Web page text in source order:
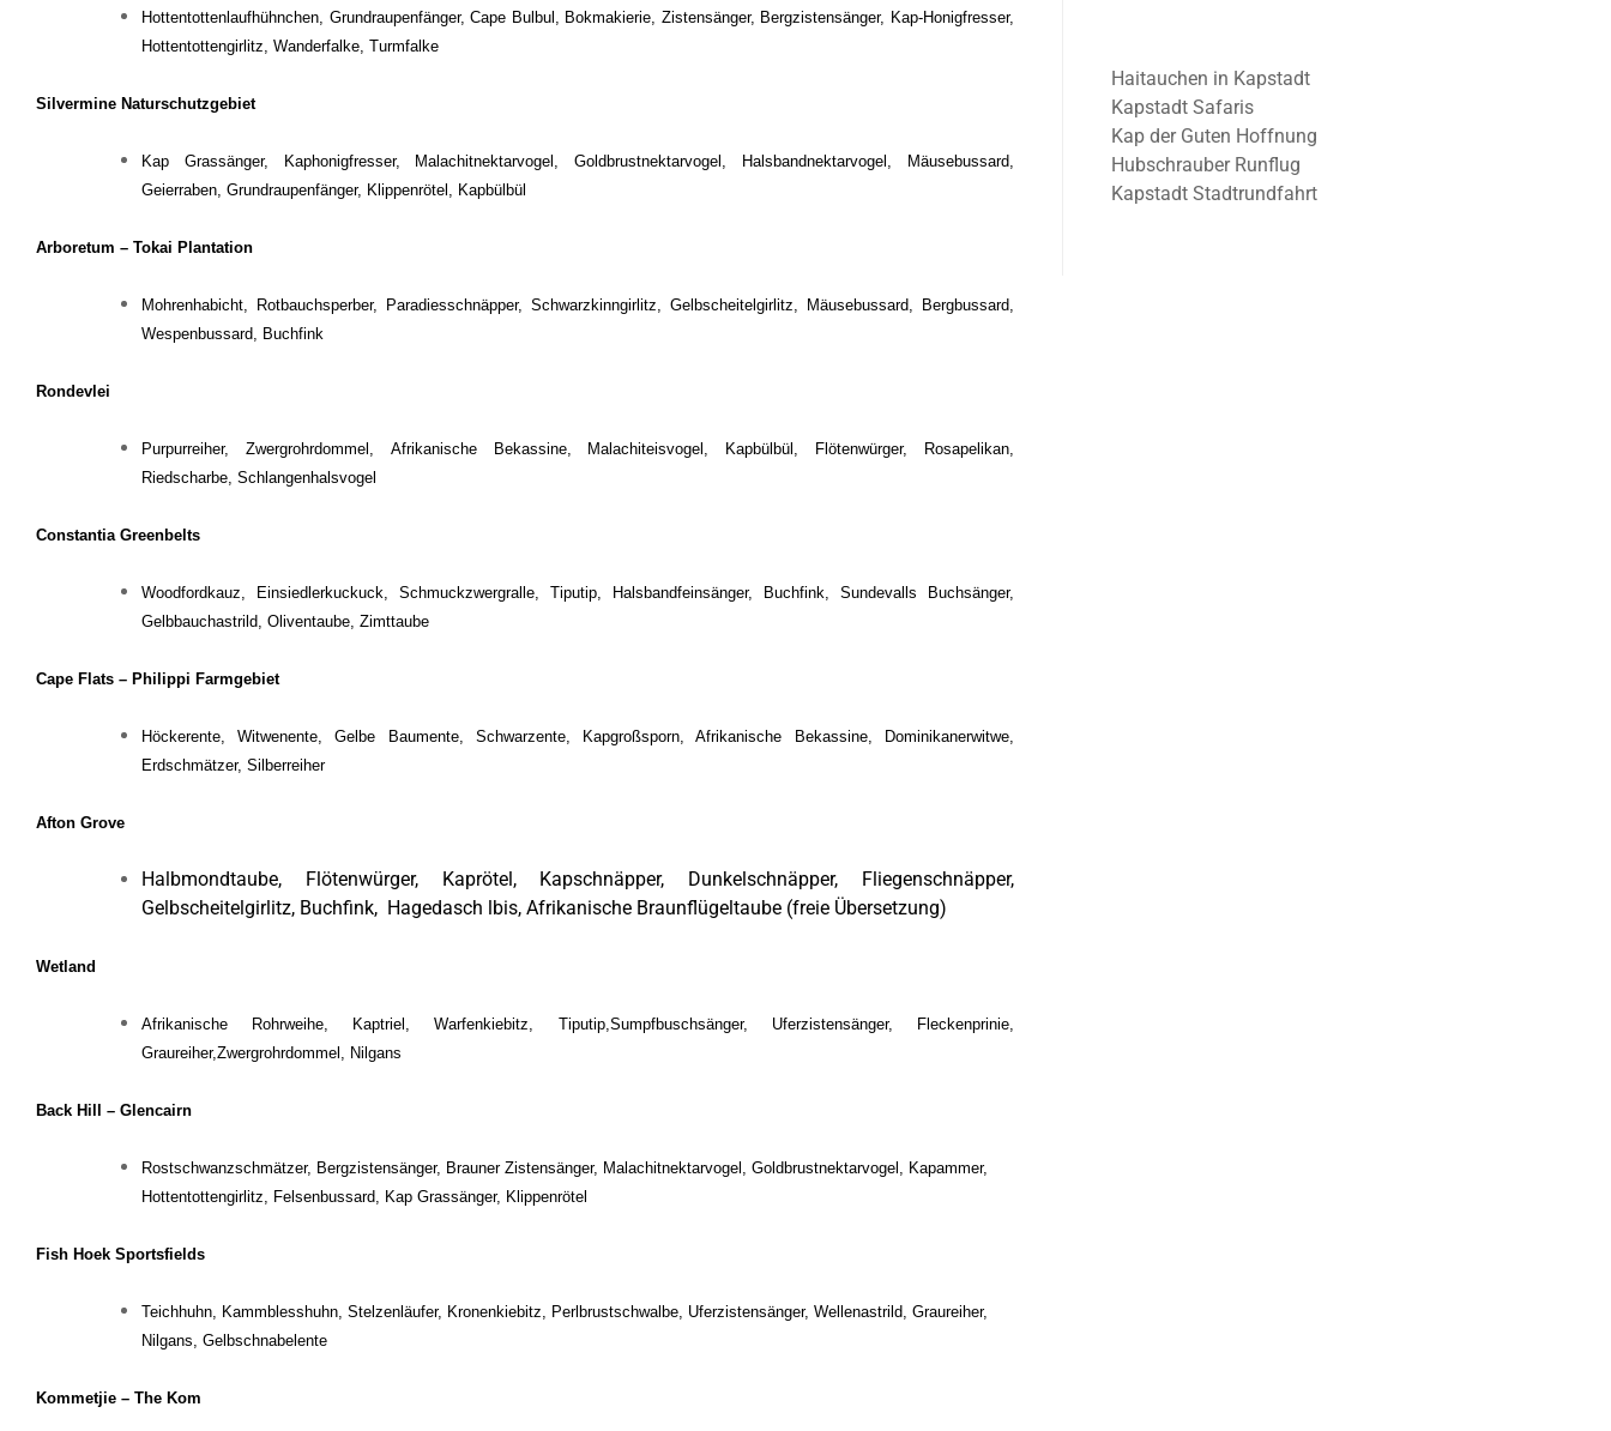
Hottentottenlaufhühnchen, Grundraupenfänger, Cape Bulbul, Bokmakierie, Zistensänger, Bergzistensänger, Kap-Honigfresser,
Hottentottengirlitz, Wanderfalke, Turmfalke
Silvermine Naturschutzgebiet
Kap Grassänger, Kaphonigfresser, Malachitnektarvogel, Goldbrustnektarvogel, Halsbandnektarvogel, Mäusebussard,
Geierraben, Grundraupenfänger, Klippenrötel, Kapbülbül
Arboretum – Tokai Plantation
Mohrenhabicht, Rotbauchsperber, Paradiesschnäpper, Schwarzkinngirlitz, Gelbscheitelgirlitz, Mäusebussard, Bergbussard,
Wespenbussard, Buchfink
Rondevlei
Purpurreiher, Zwergrohrdommel, Afrikanische Bekassine, Malachiteisvogel, Kapbülbül, Flötenwürger, Rosapelikan,
Riedscharbe, Schlangenhalsvogel
Constantia Greenbelts
Woodfordkauz, Einsiedlerkuckuck, Schmuckzwergralle, Tiputip, Halsbandfeinsänger, Buchfink, Sundevalls Buchsänger,
Gelbbauchastrild, Oliventaube, Zimttaube
Cape Flats – Philippi Farmgebiet
Höckerente, Witwenente, Gelbe Baumente, Schwarzente, Kapgroßsporn, Afrikanische Bekassine, Dominikanerwitwe,
Erdschmätzer, Silberreiher
Afton Grove
Halbmondtaube, Flötenwürger, Kaprötel, Kapschnäpper, Dunkelschnäpper, Fliegenschnäpper,
Gelbscheitelgirlitz, Buchfink, Hagedasch lbis, Afrikanische Braunflügeltaube (freie Übersetzung)
Wetland
Afrikanische Rohrweihe, Kaptriel, Warfenkiebitz, Tiputip,Sumpfbuschsänger, Uferzistensänger, Fleckenprinie,
Graureiher,Zwergrohrdommel, Nilgans
Back Hill – Glencairn
Rostschwanzschmätzer, Bergzistensänger, Brauner Zistensänger, Malachitnektarvogel, Goldbrustnektarvogel, Kapammer,
Hottentottengirlitz, Felsenbussard, Kap Grassänger, Klippenrötel
Fish Hoek Sportsfields
Teichhuhn, Kammblesshuhn, Stelzenläufer, Kronenkiebitz, Perlbrustschwalbe, Uferzistensänger, Wellenastrild, Graureiher,
Nilgans, Gelbschnabelente
Kommetjie – The Kom
Haitauchen in Kapstadt
Kapstadt Safaris
Kap der Guten Hoffnung
Hubschrauber Runflug
Kapstadt Stadtrundfahrt